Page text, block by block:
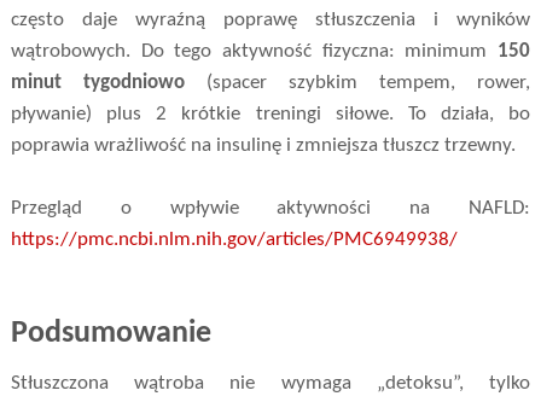
często daje wyraźną poprawę stłuszczenia i wyników
wątrobowych. Do tego aktywność fizyczna: minimum 150
minut tygodniowo(spacer szybkim tempem, rower,
pływanie) plus 2 krótkie treningi siłowe. To działa, bo
poprawia wrażliwość na insulinę i zmniejsza tłuszcz trzewny.
Przegląd o wpływie aktywności na NAFLD:
https://pmc.ncbi.nlm.nih.gov/articles/PMC6949938/
Podsumowanie
Stłuszczona wątroba nie wymaga „detoksu”, tylko